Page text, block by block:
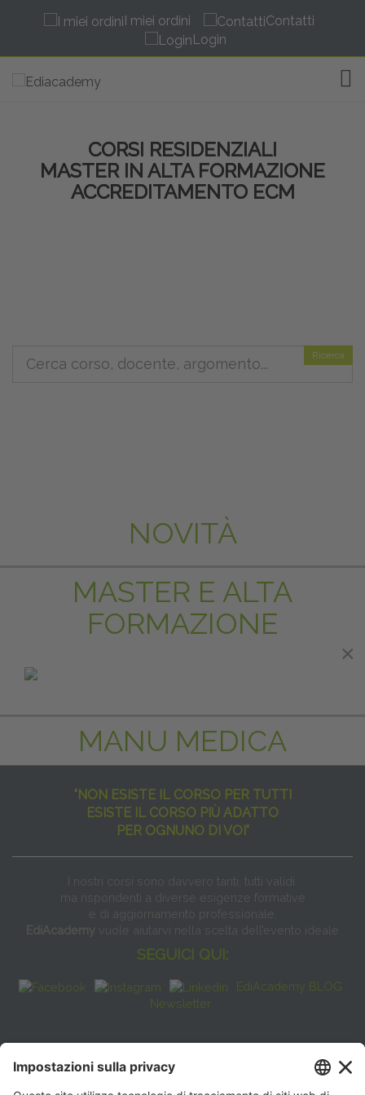
I miei ordini
Contatti
Login
CORSI RESIDENZIALI
MASTER IN ALTA FORMAZIONE
ACCREDITAMENTO ECM
Ricerca
NOVITÀ
MASTER E ALTA
FORMAZIONE
MANU MEDICA
"NON ESISTE IL CORSO PER TUTTI
ESISTE IL CORSO PIÙ ADATTO
PER OGNUNO DI VOI"
I nostri corsi sono davvero tanti, tutti validi
ma rispondenti a diverse esigenze formative
e di aggiornamento professionale.
EdiAcademy vuole aiutarvi nella scelta dell’evento ideale
SEGUICI QUI:
EdiAcademy BLOG
Newsletter
FAQ
×
×